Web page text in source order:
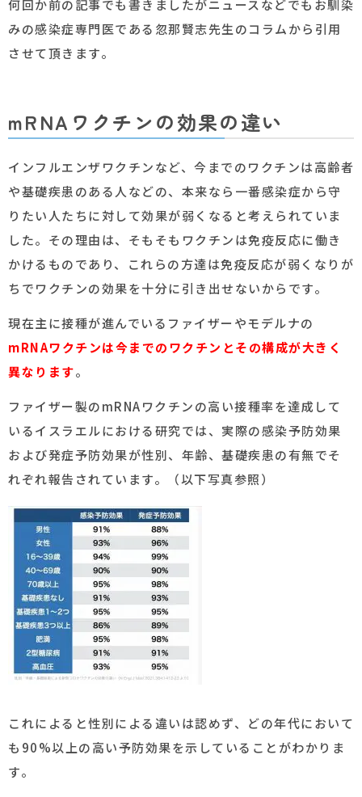
何回か前の記事でも書きましたがニュースなどでもお馴染
みの感染症専門医である忽那賢志先生のコラムから引用
させて頂きます。
mRNAワクチンの効果の違い
インフルエンザワクチンなど、今までのワクチンは高齢者
や基礎疾患のある人などの、本来なら一番感染症から守
りたい人たちに対して効果が弱くなると考えられていま
した。その理由は、そもそもワクチンは免疫反応に働き
かけるものであり、これらの方達は免疫反応が弱くなりが
ちでワクチンの効果を十分に引き出せないからです。
現在主に接種が進んでいるファイザーやモデルナの
mRNAワクチンは今までのワクチンとその構成が大きく
異なります。
ファイザー製のmRNAワクチンの高い接種率を達成して
いるイスラエルにおける研究では、実際の感染予防効果
および発症予防効果が性別、年齢、基礎疾患の有無でそ
れぞれ報告されています。（以下写真参照）
これによると性別による違いは認めず、どの年代において
も90%以上の高い予防効果を示していることがわかりま
す。